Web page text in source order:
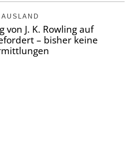
AUSLAND
von J. K. Rowling auf
– bisher keine